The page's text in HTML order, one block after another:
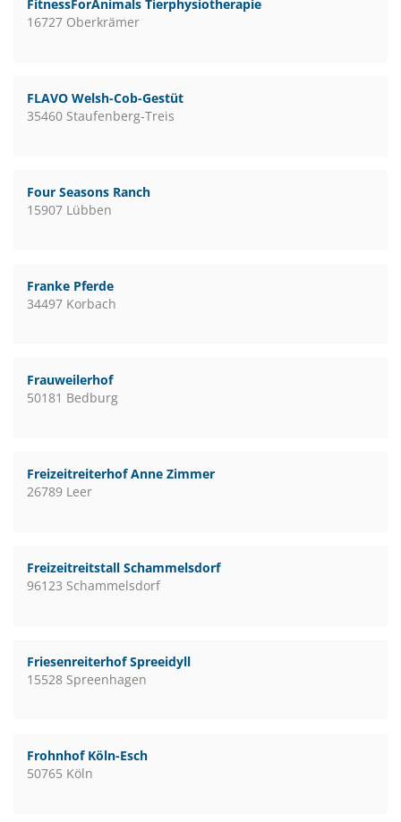
FitnessForAnimals Tierphysiotherapie
16727 Oberkrämer
FLAVO Welsh-Cob-Gestüt
35460 Staufenberg-Treis
Four Seasons Ranch
15907 Lübben
Franke Pferde
34497 Korbach
Frauweilerhof
50181 Bedburg
Freizeitreiterhof Anne Zimmer
26789 Leer
Freizeitreitstall Schammelsdorf
96123 Schammelsdorf
Friesenreiterhof Spreeidyll
15528 Spreenhagen
Frohnhof Köln-Esch
50765 Köln